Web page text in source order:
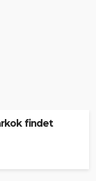
findet